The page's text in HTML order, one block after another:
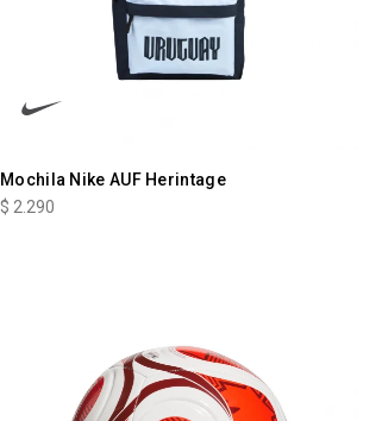
Mochila Nike AUF Herintage
$ 2.290